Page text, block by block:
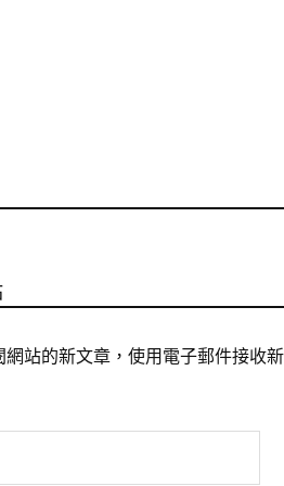
站的新文章，使用電子郵件接收新